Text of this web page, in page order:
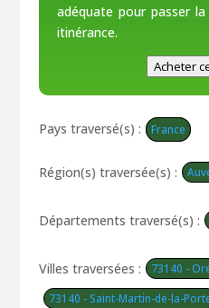
adéquate pour passer
itinérance.
Acheter
Pays traversé(s) : France
Région(s) traversée(s) :
Départements traversé(s) :
Villes traversées : 73140 -
73140 - Saint-Martin-de-la-